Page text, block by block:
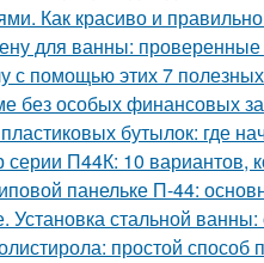
Как красиво и
для ванны:
с помощью этих 7
без особых финансовых
бутылок: где
П44К: 10 вариантов,
панельке П-44:
Установка стальной
простой способ